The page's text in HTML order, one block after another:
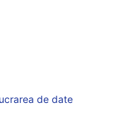
de date